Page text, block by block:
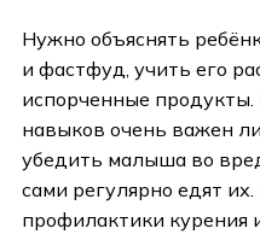
Нужно объяснять
и фастфуд, учить его
испорченные
навыков очень важен
убедить малыша во
сами регулярно едят
профилактики курения